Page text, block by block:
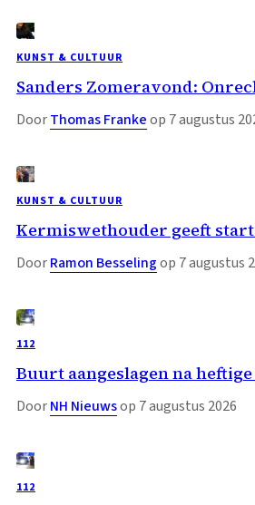
KUNST & CULTUUR
Sanders Zomeravond:
DoorThomas Frankeop 7 augustus
KUNST & CULTUUR
Kermiswethouder geeft
DoorRamon Besselingop 7 augustus
112
Buurt aangeslagen na
DoorNH Nieuwsop 7 augustus 2026
112